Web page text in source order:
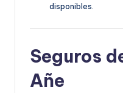
disponibles.
Seguros
Añe